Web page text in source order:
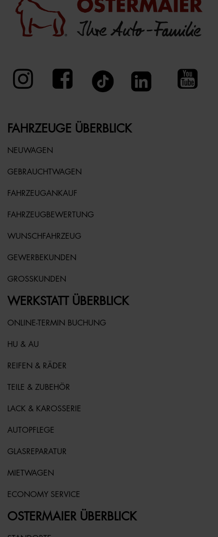
FAHRZEUGE ÜBERBLICK
NEUWAGEN
GEBRAUCHTWAGEN
FAHRZEUGANKAUF
FAHRZEUGBEWERTUNG
WUNSCHFAHRZEUG
GEWERBEKUNDEN
GROSSKUNDEN
WERKSTATT ÜBERBLICK
ONLINE-TERMIN BUCHUNG
HU & AU
REIFEN & RÄDER
TEILE & ZUBEHÖR
LACK & KAROSSERIE
AUTOPFLEGE
GLASREPARATUR
MIETWAGEN
ECONOMY SERVICE
OSTERMAIER ÜBERBLICK